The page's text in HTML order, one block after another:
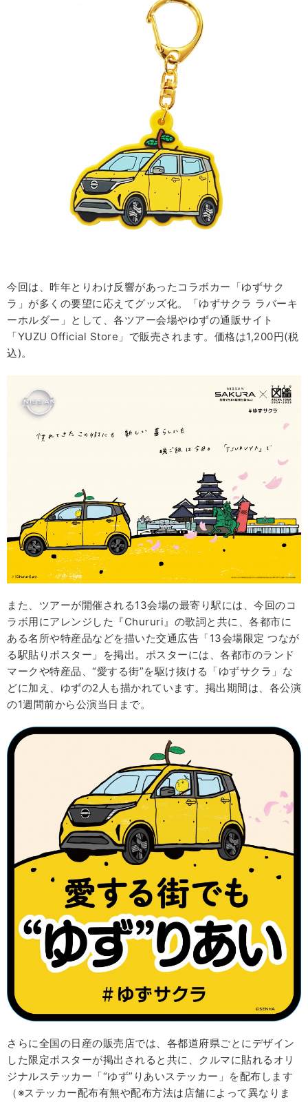
今回は、昨年とりわけ反響があったコラボカー「ゆずサク
ラ」が多くの要望に応えてグッズ化。「ゆずサクラ ラバーキ
ーホルダー」として、各ツアー会場やゆずの通販サイト
「YUZU Official Store」で販売されます。価格は1,200円(税
込)。
また、ツアーが開催される13会場の最寄り駅には、今回のコ
ラボ用にアレンジした『Chururi』の歌詞と共に、各都市に
ある名所や特産品などを描いた交通広告「13会場限定 つなが
る駅貼りポスター」を掲出。ポスターには、各都市のランド
マークや特産品、“愛する街”を駆け抜ける「ゆずサクラ」な
どに加え、ゆずの2人も描かれています。掲出期間は、各公演
の1週間前から公演当日まで。
さらに全国の日産の販売店では、各都道府県ごとにデザイン
した限定ポスターが掲出されると共に、クルマに貼れるオリ
ジナルステッカー「“ゆず”りあいステッカー」を配布します
（※ステッカー配布有無や配布方法は店舗によって異なりま